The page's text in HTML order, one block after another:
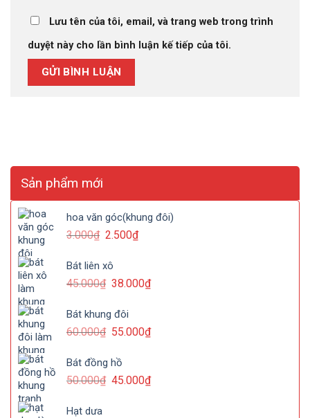
Lưu tên của tôi, email, và trang web trong trình
duyệt này cho lần bình luận kế tiếp của tôi.
Sản phẩm mới
hoa văn góc(khung đôi)
3.000₫ 2.500₫
Bát liên xô
45.000₫ 38.000₫
Bát khung đôi
60.000₫ 55.000₫
Bát đồng hồ
50.000₫ 45.000₫
Hạt dưa